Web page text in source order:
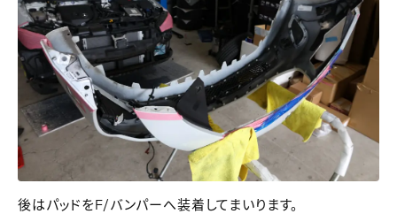
後はパッドをF/バンパーへ装着してまいります。